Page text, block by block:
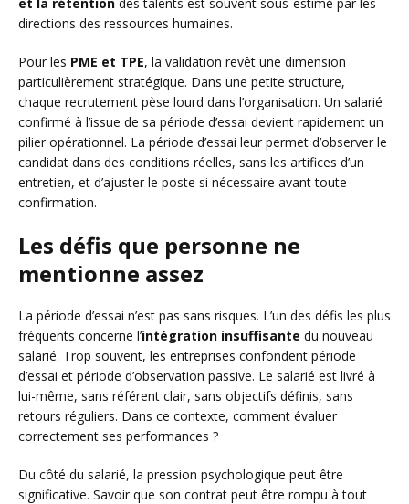
directions des ressources humaines.
Pour les PME et TPE, la validation revêt une dimension
particulièrement stratégique. Dans une petite structure,
chaque recrutement pèse lourd dans l’organisation. Un salarié
confirmé à l’issue de sa période d’essai devient rapidement un
pilier opérationnel. La période d’essai leur permet d’observer le
candidat dans des conditions réelles, sans les artifices d’un
entretien, et d’ajuster le poste si nécessaire avant toute
confirmation.
Les défis que personne ne
mentionne assez
La période d’essai n’est pas sans risques. L’un des défis les plus
fréquents concerne l’intégration insuffisante du nouveau
salarié. Trop souvent, les entreprises confondent période
d’essai et période d’observation passive. Le salarié est livré à
lui-même, sans référent clair, sans objectifs définis, sans
retours réguliers. Dans ce contexte, comment évaluer
correctement ses performances ?
Du côté du salarié, la pression psychologique peut être
significative. Savoir que son contrat peut être rompu à tout